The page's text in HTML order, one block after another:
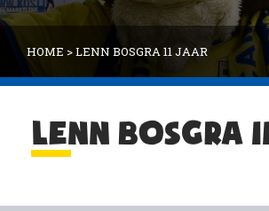
HOME >LENN BOSGRA 11 JAAR
LENN BOSGRA